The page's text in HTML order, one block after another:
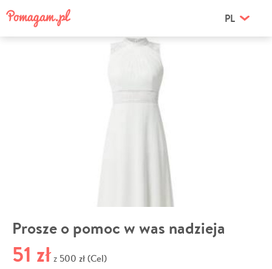
PL
Prosze o pomoc w was nadzieja
51 zł z 500 zł (Cel)